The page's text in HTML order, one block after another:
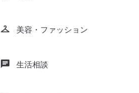
checkroom 美容・ファッション
chat 生活相談